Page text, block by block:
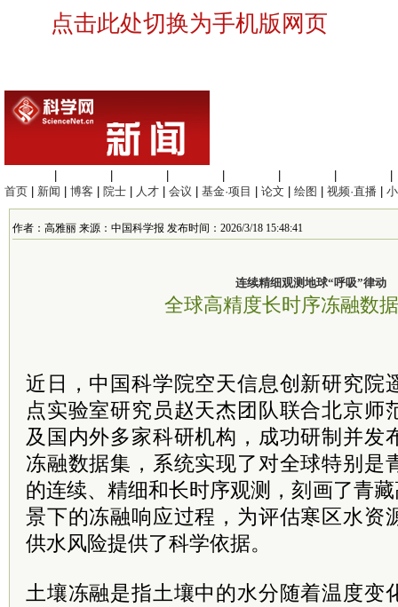
点击此处切换为手机版网页
首页
新闻 博客 院士 人才 会议 基金·项目 论文 绘图 视频·直播
作者：高雅丽 来源：中国科学报 发布时间：2026/3/18 15:48:41
连续精细观测地球“呼吸”律动
全球高精度长时序冻融数
近日，中国科学院空天信息创新研究院
点实验室研究员赵天杰团队联合北京师
及国内外多家科研机构，成功研制并发
冻融数据集，系统实现了对全球特别是
的连续、精细和长时序观测，刻画了青
景下的冻融响应过程，为评估寒区水资
供水风险提供了科学依据。
土壤冻融是指土壤中的水分随着温度变